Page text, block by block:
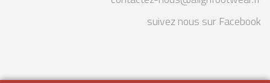
suivez nous sur Facebook